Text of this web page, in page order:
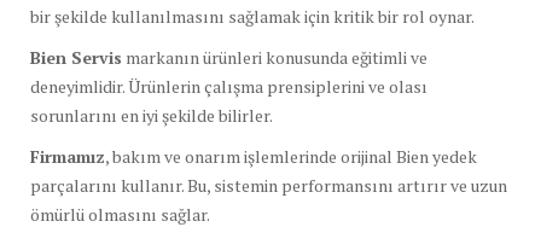
bir şekilde kullanılmasını sağlamak için kritik bir rol oynar.
Bien Servis markanın ürünleri konusunda eğitimli ve
deneyimlidir. Ürünlerin çalışma prensiplerini ve olası
sorunlarını en iyi şekilde bilirler.
Firmamız, bakım ve onarım işlemlerinde orijinal Bien yedek
parçalarını kullanır. Bu, sistemin performansını artırır ve uzun
ömürlü olmasını sağlar.